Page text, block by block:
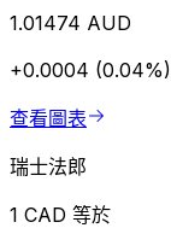
1.01474 AUD
+0.0004 (0.04%)
查看圖表
瑞士法郎
1 CAD 等於